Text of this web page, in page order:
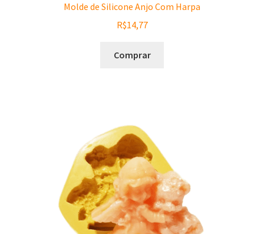
Molde de Silicone Anjo Com Harpa
R$14,77
Comprar